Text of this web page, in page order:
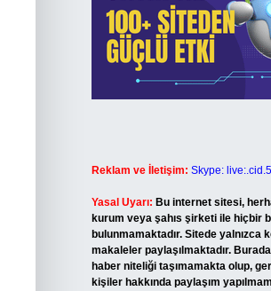
Reklam ve İletişim: Skype:
Yasal Uyarı: Bu internet sitesi,
kurum veya şahıs şirketi ile hiçbir
bulunmamaktadır. Sitede yalnızca
makaleler paylaşılmaktadır.
haber niteliği taşımamakta olup,
kişiler hakkında paylaşım